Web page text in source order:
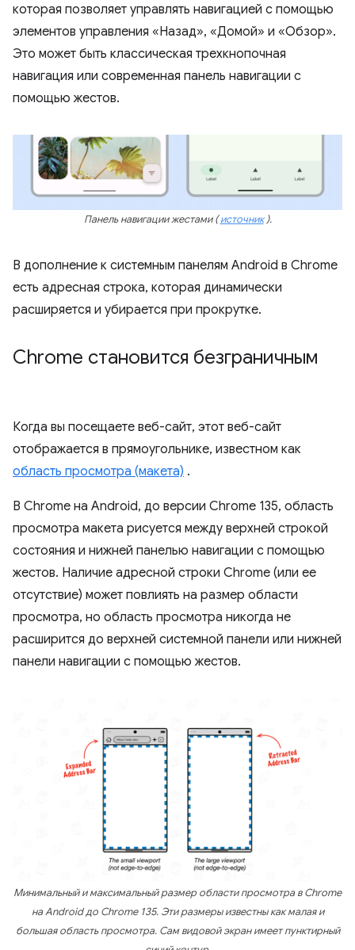
которая позволяет управлять навигацией с помощью
элементов управления «Назад», «Домой» и «Обзор».
Это может быть классическая трехкнопочная
навигация или современная панель навигации с
помощью жестов.
Панель навигации жестами(источник).
В дополнение к системным панелям Android в Chrome
есть адресная строка, которая динамически
расширяется и убирается при прокрутке.
Chrome становится безграничным
Когда вы посещаете веб-сайт, этот веб-сайт
отображается в прямоугольнике, известном как
область просмотра (макета) .
В Chrome на Android, до версии Chrome 135, область
просмотра макета рисуется между верхней строкой
состояния и нижней панелью навигации с помощью
жестов. Наличие адресной строки Chrome (или ее
отсутствие) может повлиять на размер области
просмотра, но область просмотра никогда не
расширится до верхней системной панели или нижней
панели навигации с помощью жестов.
Минимальный и максимальный размер области просмотра в Chrome
на Android до Chrome 135. Эти размеры известны как малая и
большая область просмотра. Сам видовой экран имеет пунктирный